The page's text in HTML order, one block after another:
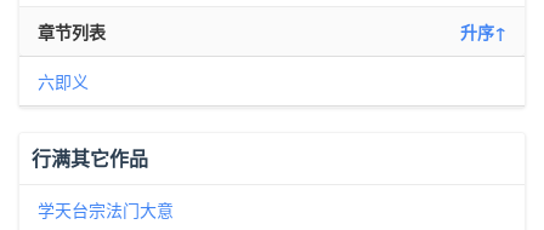
章节列表 升序↑
六即义
行满其它作品
学天台宗法门大意